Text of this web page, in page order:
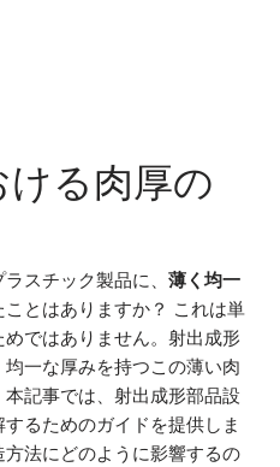
る肉厚の
スチック製品に、 薄く均一
とはありますか？ これは単
ではありません。射出成形
一な厚みを持つこの薄い肉
記事では、射出成形部品設
するためのガイドを提供しま
法にどのように影響するの